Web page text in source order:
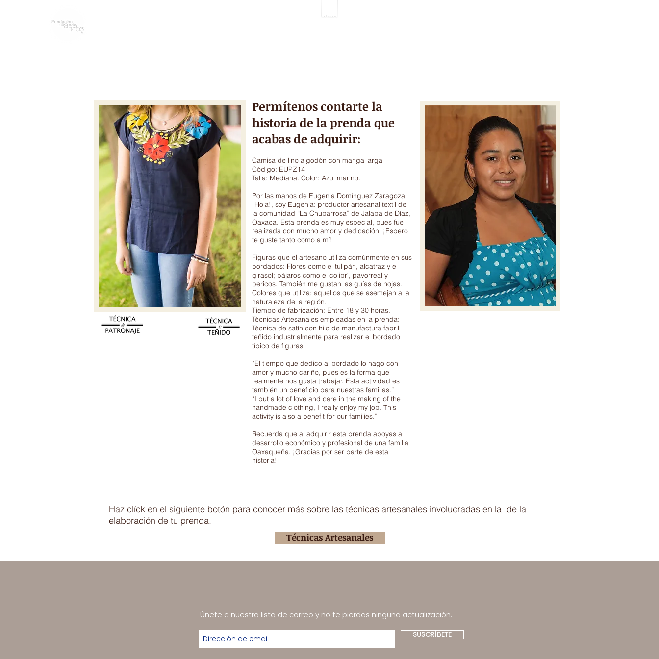
Camisa de lino algodón con manga larga
Código: EUPZ14
Talla: Mediana. Color: Azul marino.
Por las manos de Eugenia Domínguez Zaragoza.
¡Hola!, soy Eugenia: productor artesanal textil de
la comunidad “La Chuparrosa” de Jalapa de Díaz,
Oaxaca. Esta prenda es muy especial, pues fue
realizada con mucho amor y dedicación. ¡Espero
te guste tanto como a mí!
Figuras que el artesano utiliza comúnmente en sus
bordados: Flores como el tulipán, alcatraz y el
girasol; pájaros como el colibrí, pavorreal y
pericos. También me gustan las guías de hojas.
Colores que utiliza: aquellos que se asemejan a la
naturaleza de la región.
Tiempo de fabricación: Entre 18 y 30 horas.
Técnicas Artesanales empleadas en la prenda:
Técnica de satín con hilo de manufactura fabril
teñido industrialmente para realizar el bordado
típico de figuras.
“El tiempo que dedico al bordado lo hago con
amor y mucho cariño, pues es la forma que
realmente nos gusta trabajar. Esta actividad es
también un beneficio para nuestras familias.”
“I put a lot of love and care in the making of the
handmade clothing, I really enjoy my job. This
activity is also a benefit for our families.”
Recuerda que al adquirir esta prenda apoyas al
desarrollo económico y profesional de una familia
Oaxaqueña. ¡Gracias por ser parte de esta
historia!
Permítenos contarte la
historia de la prenda que
acabas de adquirir:
Haz clíck en el siguiente botón para conocer más sobre las técnicas artesanales involucradas en la de la
elaboración de tu prenda.
Técnicas Artesanales
Únete a nuestra lista de correo y no te pierdas ninguna actualización.
SUSCRÍBETE